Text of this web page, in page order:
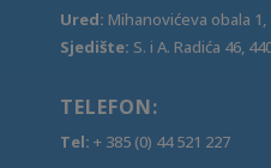
Ured: Mihanovićeva obala 1,
Sjedište: S. i A. Radića 46,
TELEFON:
Tel: + 385 (0) 44 521 227